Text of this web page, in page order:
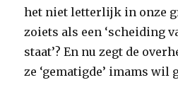
het niet letterlijk in onze
zoiets als een ‘scheiding
staat’? En nu zegt de
ze ‘gematigde’ imams wil